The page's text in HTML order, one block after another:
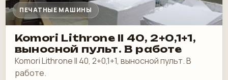
ПЕЧАТНЫЕ МАШИНЫ
Komori Lithrone II 40, 2+0,1+1,
выносной пульт. В работе
Komori Lithrone II 40, 2+0,1+1, выносной пульт. В
работе.